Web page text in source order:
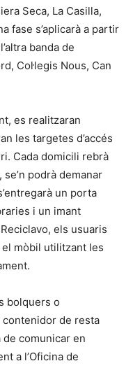
Seca, La Casilla,
fase s’aplicarà a partir
banda de
Col·legis Nous, Can
es realitzaran
les targetes d’accés
Cada domicili rebrà
podrà demanar
un porta
i un imant
els usuaris
mòbil utilitzant les
bolquers o
de resta
de comunicar en
a l’Oficina de